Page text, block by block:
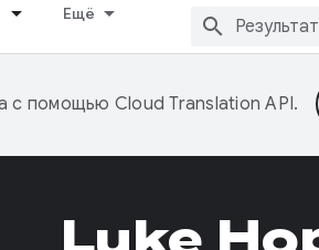
Ещё
с помощью Cloud Translation API.